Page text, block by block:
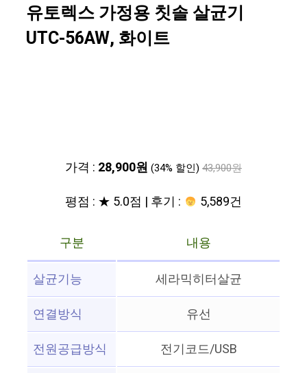
유토렉스 가정용 칫솔 살균기
UTC-56AW, 화이트
가격 : 28,900원 (34% 할인) 43,900원
평점 : ★ 5.0점 | 후기 : 5,589건
구분
내용
살균기능
세라믹히터살균
연결방식
유선
전원공급방식
전기코드/USB